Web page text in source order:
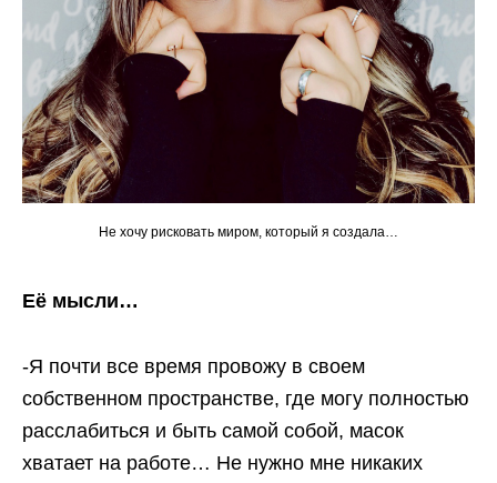
Не хочу рисковать миром, который я создала…
Её мысли…
-Я почти все время провожу в своем
собственном пространстве, где могу полностью
расслабиться и быть самой собой, масок
хватает на работе… Не нужно мне никаких